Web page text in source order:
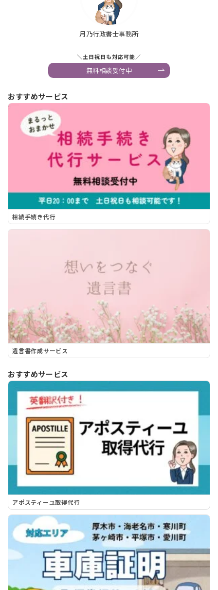
月乃行政書士事務所
＼土日祝日も対応可能／
無料相談受付中
おすすめサービス
相続手続き代行
遺言書作成サービス
おすすめサービス
アポスティーユ取得代行